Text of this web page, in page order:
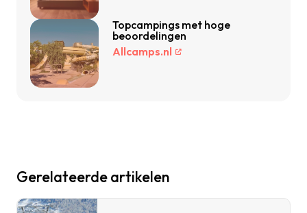
Topcampings met hoge
beoordelingen
Allcamps.nl
Gerelateerde artikelen